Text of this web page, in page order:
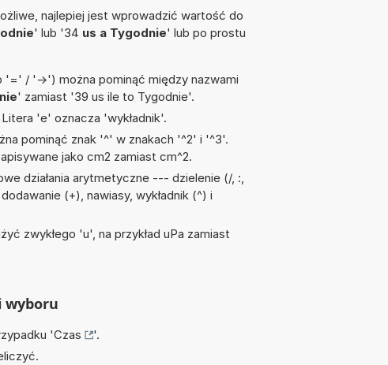
najlepiej jest wprowadzić wartość do
' lub '34 us a Tygodnie' lub po prostu
/ '->') można pominąć między nazwami
' zamiast '39 us ile to Tygodnie'.
'e' oznacza 'wykładnik'.
pominąć znak '^' w znakach '^2' i '^3'.
jako cm2 zamiast cm^2.
działania arytmetyczne --- dzielenie (/, :,
(+), nawiasy, wykładnik (^) i
zwykłego 'u', na przykład uPa zamiast
wyboru
'Czas
'.